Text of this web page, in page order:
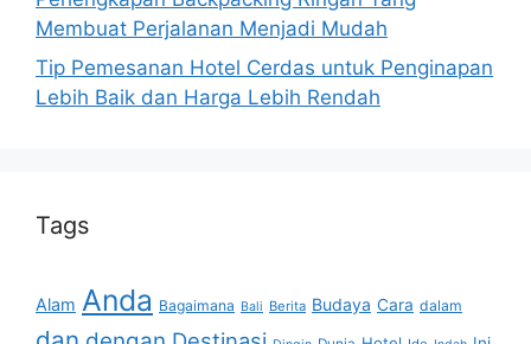
Membuat Perjalanan Menjadi Mudah
Tip Pemesanan Hotel Cerdas untuk Penginapan
Lebih Baik dan Harga Lebih Rendah
Tags
Alam Anda Bagaimana Bali Berita Budaya Cara dalam